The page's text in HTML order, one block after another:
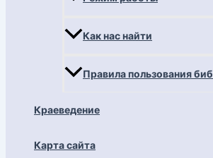
Как нас найти
Правила пользования
Краеведение
Карта сайта